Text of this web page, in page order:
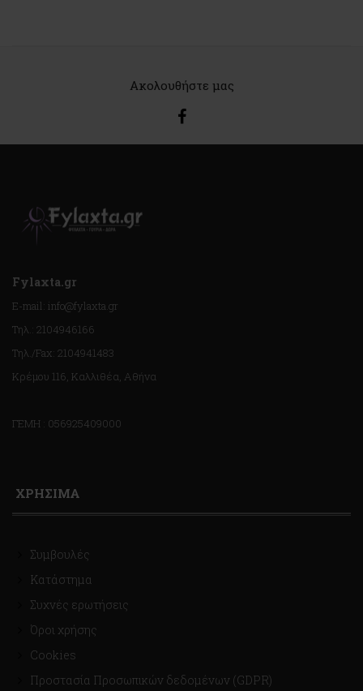
Ακολουθήστε μας
Fylaxta.gr
E-mail: info@fylaxta.gr
Τηλ.: 2104946166
Τηλ./Fax: 2104941483
Κρέμου 116, Καλλιθέα, Αθήνα
ΓΕΜΗ : 056925409000
ΧΡΗΣΙΜΑ
Συμβουλές
Κατάστημα
Συχνές ερωτήσεις
Όροι χρήσης
Cookies
Προστασία Προσωπικών δεδομένων (GDPR)